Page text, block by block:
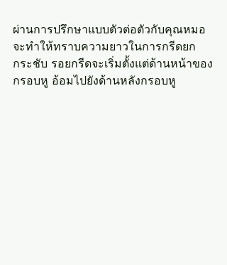
ผ่านการปรึกษาแบบตัวต่อตัวกับคุณหมอ
จะทำให้ทราบความยาวในการกรีดยก
กระชับ รอยกรีดจะเริ่มตั้งแต่ด้านหน้าของ
กรอบหู อ้อมไปยังด้านหลังกรอบหู